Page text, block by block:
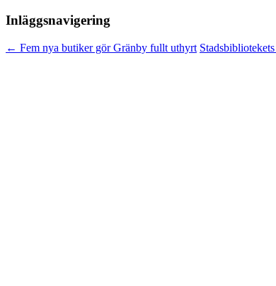
Inläggsnavigering
← Fem nya butiker gör Gränby fullt uthyrt